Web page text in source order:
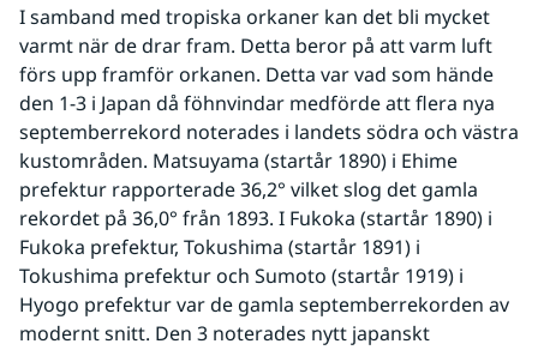
I samband med tropiska orkaner kan det bli mycket
varmt när de drar fram. Detta beror på att varm luft
förs upp framför orkanen. Detta var vad som hände
den 1-3 i Japan då föhnvindar medförde att flera nya
septemberrekord noterades i landets södra och västra
kustområden. Matsuyama (startår 1890) i Ehime
prefektur rapporterade 36,2° vilket slog det gamla
rekordet på 36,0° från 1893. I Fukoka (startår 1890) i
Fukoka prefektur, Tokushima (startår 1891) i
Tokushima prefektur och Sumoto (startår 1919) i
Hyogo prefektur var de gamla septemberrekorden av
modernt snitt. Den 3 noterades nytt japanskt